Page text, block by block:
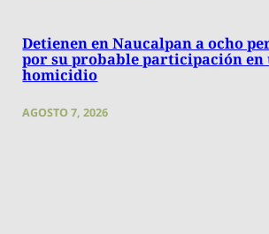
Detienen en Naucalpan a ocho
por su probable participación en
homicidio
AGOSTO 7, 2026